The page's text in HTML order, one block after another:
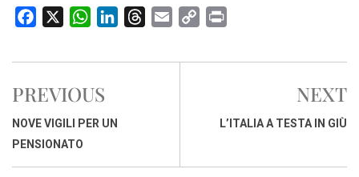
c
b
o
o
W
a
s
A
n
r
a
p
i
PREVIOUS
NOVE VIGILI PER UN
PENSIONATO
NEXT
L’ITALIA A TESTA IN GIÙ